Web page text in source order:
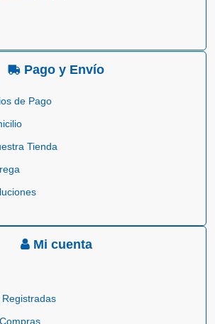
Pago y Envío
de Pago
Tienda
Mi cuenta